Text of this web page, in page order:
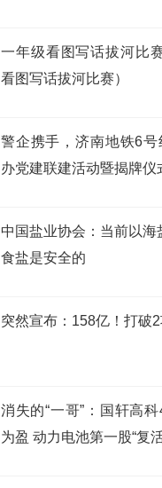
一年级看图写话拔河比
看图写话拔河比赛）
警企携手，济南地铁6
办党建联建活动暨揭牌仪
中国盐业协会：当前以海
食盐是安全的
突然宣布：158亿！打破
消失的“一哥”：国轩高
为盈 动力电池第一股“复